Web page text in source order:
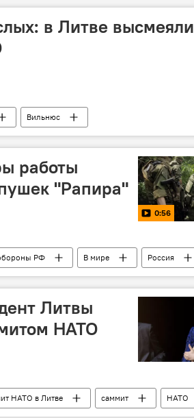
в Литве высмеяли
Вильнюс
работы
"Рапира"
0:56
РФ В мире Россия
Литвы
НАТО
НАТО в Литве саммит
НАТО